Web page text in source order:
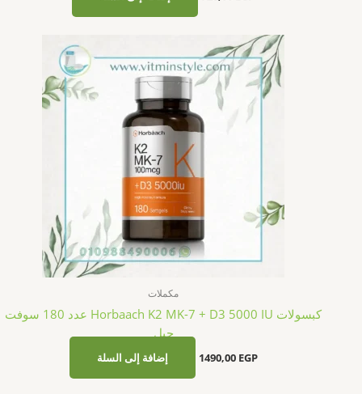
مكملات
كبسولات Horbaach K2 MK-7 + D3 5000 IU عدد 180 سوفت
جيل
1490,00 EGP إضافة إلى السلة